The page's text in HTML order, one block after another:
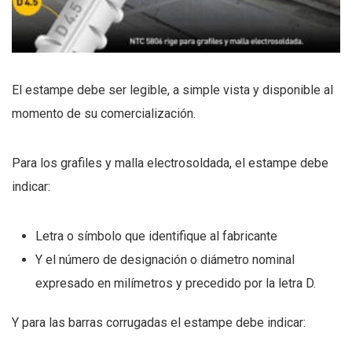
El estampe debe ser legible, a simple vista y disponible al
momento de su comercialización.
Para los grafiles y malla electrosoldada, el estampe debe
indicar:
Letra o símbolo que identifique al fabricante
Y el número de designación o diámetro nominal
expresado en milímetros y precedido por la letra D.
Y para las barras corrugadas el estampe debe indicar: